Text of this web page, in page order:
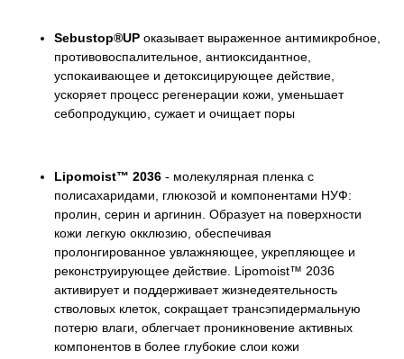
Sebustop®UP оказывает выраженное антимикробное,
противовоспалительное, антиоксидантное,
успокаивающее и детоксицирующее действие,
ускоряет процесс регенерации кожи, уменьшает
себопродукцию, сужает и очищает поры
Lipomoist™ 2036 - молекулярная пленка с
полисахаридами, глюкозой и компонентами НУФ:
пролин, серин и аргинин. Образует на поверхности
кожи легкую окклюзию, обеспечивая
пролонгированное увлажняющее, укрепляющее и
реконструирующее действие. Lipomoist™ 2036
активирует и поддерживает жизнедеятельность
стволовых клеток, сокращает трансэпидермальную
потерю влаги, облегчает проникновение активных
компонентов в более глубокие слои кожи